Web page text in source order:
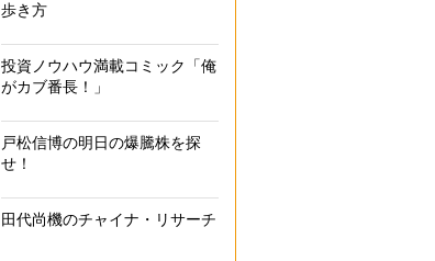
歩き方
投資ノウハウ満載コミック「俺
がカブ番長！」
戸松信博の明日の爆騰株を探
せ！
田代尚機のチャイナ・リサーチ